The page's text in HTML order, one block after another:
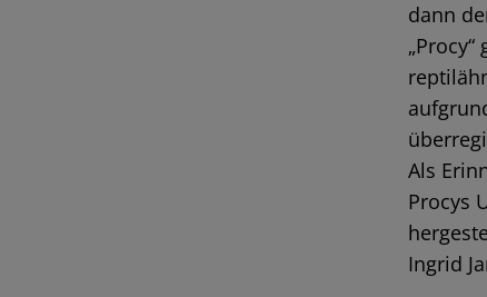
dann
Als
Procys
Ingrid